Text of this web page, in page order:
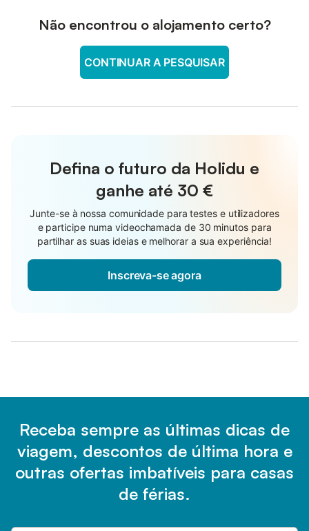
Não encontrou o alojamento certo?
CONTINUAR A PESQUISAR
Defina o futuro da Holidu e
ganhe até 30 €
Junte-se à nossa comunidade para testes e utilizadores
e participe numa videochamada de 30 minutos para
partilhar as suas ideias e melhorar a sua experiência!
Inscreva-se agora
Receba sempre as últimas dicas de
viagem, descontos de última hora e
outras ofertas imbatíveis para casas
de férias.